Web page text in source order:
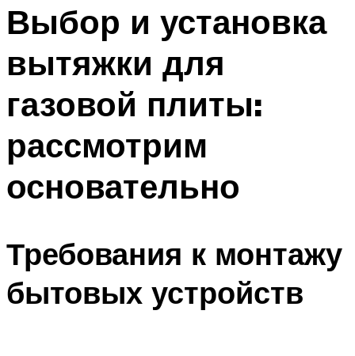
Выбор и установка
вытяжки для
газовой плиты:
рассмотрим
основательно
Требования к монтажу
бытовых устройств